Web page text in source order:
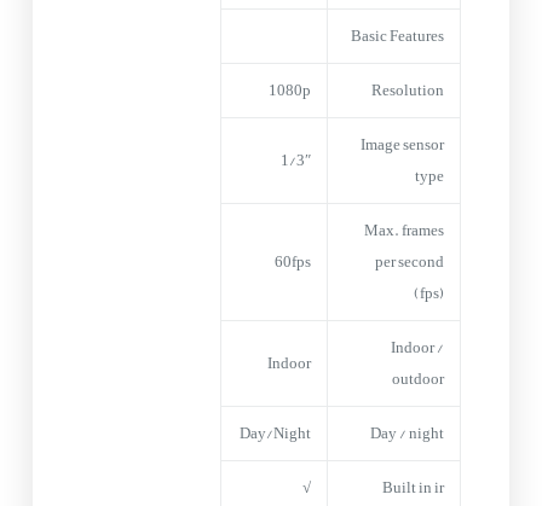
Basic Features
Resolution
1080p
Image sensor
type
1/3″
Max. frames
per second
(fps)
60fps
Indoor /
outdoor
Indoor
Day / night
Day/Night
Built in ir
√